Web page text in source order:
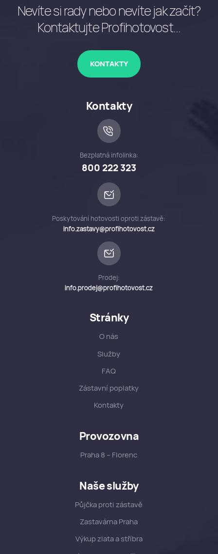
Nevíte si rady nebo nevíte jak začít?
Kontaktujte Profihotovost...
KONTAKTY
Kontakty
Bezplatná infolinka:
800 222 323
Poskytování hotovosti oproti zástavě:
info.zastavy@profihotovost.cz
Prodej:
info.prodej@profihotovost.cz
Stránky
O nás
Služby
FAQ
Zástavní poplatky
Kontakty
Provozovna
Praha 8 – Florenc
Naše služby
Půjčka proti zástavě
Zastavárna Praha
Výkup zlata a stříbra